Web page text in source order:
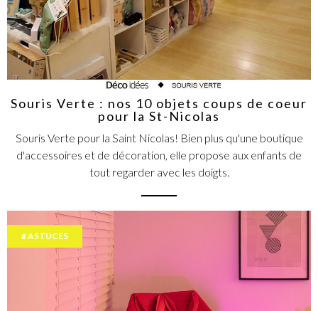
Souris Verte : nos 10 objets coups de coeur
pour la St-Nicolas
Souris Verte pour la Saint Nicolas! Bien plus qu'une boutique
d'accessoires et de décoration, elle propose aux enfants de
tout regarder avec les doigts.
ASTUCES